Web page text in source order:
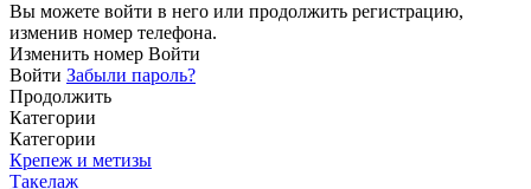
Вы можете войти в него или продолжить регистрацию,
изменив номер телефона.
Изменить номер Войти
Войти Забыли пароль?
Продолжить
Категории
Категории
Крепеж и метизы
Такелаж